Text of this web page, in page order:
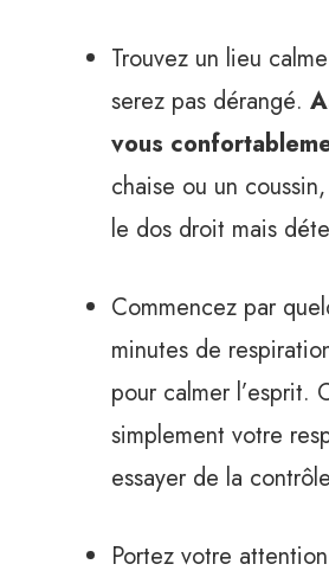
Trouvez un lieu
serez pas dérangé.
vous
chaise ou un
le dos droit mais
Commencez par
minutes de
pour calmer l’esprit.
simplement votre
essayer de la
Portez votre